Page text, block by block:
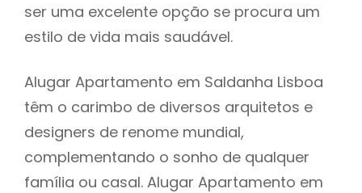
ser uma excelente opção se procura um
estilo de vida mais saudável.
Alugar Apartamento em Saldanha Lisboa
têm o carimbo de diversos arquitetos e
designers de renome mundial,
complementando o sonho de qualquer
família ou casal. Alugar Apartamento em